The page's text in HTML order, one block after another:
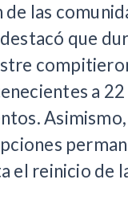
las
que
a 22
el reinicio de